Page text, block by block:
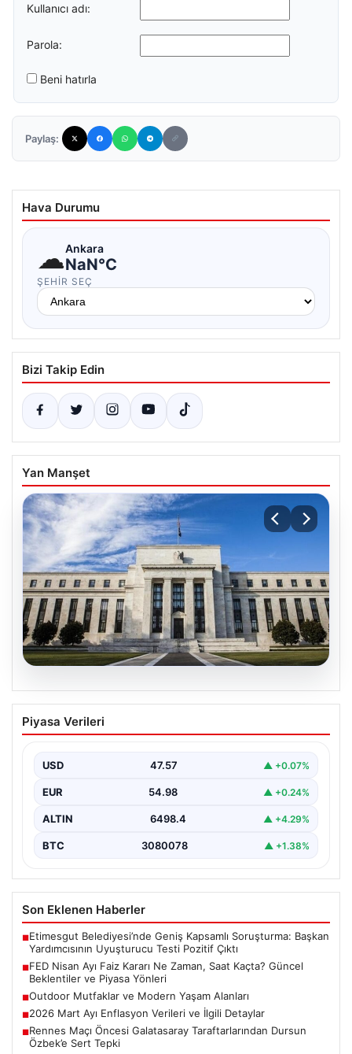
Kullanıcı adı:
Parola:
Beni hatırla
Paylaş:
Hava Durumu
☁Ankara
NaN°C
ŞEHIR SEÇ
Bizi Takip Edin
Yan Manşet
04.08.2026
FED Nisan Ayı Faiz Kararı Ne Zaman,
Saat Kaçta? Güncel Beklentiler ve
ABD Merkez Bankası (FED) nisan ayı faiz kararı, finansal
Piyasa Verileri
USD 47.57 ▲ +0.07%
EUR 54.98 ▲ +0.24%
ALTIN 6498.4 ▲ +4.29%
BTC 3080078 ▲ +1.38%
Son Eklenen Haberler
■Etimesgut Belediyesi’nde Geniş Kapsamlı Soruşturma: Başkan
Yardımcısının Uyuşturucu Testi Pozitif Çıktı
■FED Nisan Ayı Faiz Kararı Ne Zaman, Saat Kaçta? Güncel
Beklentiler ve Piyasa Yönleri
■Outdoor Mutfaklar ve Modern Yaşam Alanları
■2026 Mart Ayı Enflasyon Verileri ve İlgili Detaylar
■Rennes Maçı Öncesi Galatasaray Taraftarlarından Dursun
Özbek’e Sert Tepki